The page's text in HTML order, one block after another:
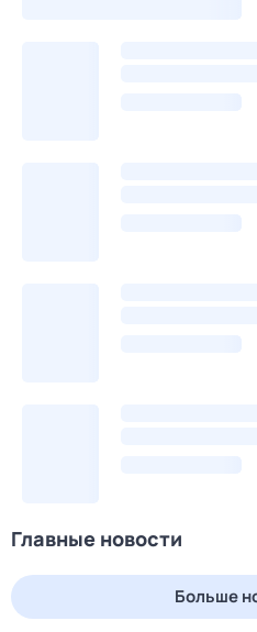
Главные новости
Больше